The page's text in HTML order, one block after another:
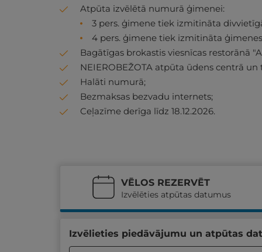
Atpūta izvēlētā numurā ģimenei:
3 pers. ģimene tiek izmitināta
4 pers. ģimene tiek izmitināta
Bagātīgas brokastis viesnīcas restorānā
NEIEROBEŽOTA atpūta ūdens centrā
Halāti numurā;
Bezmaksas bezvadu internets;
Ceļazīme derīga līdz 18.12.2026.
VĒLOS REZERVĒT
Izvēlēties atpūtas datumus
Izvēlieties piedāvājumu un atpūtas